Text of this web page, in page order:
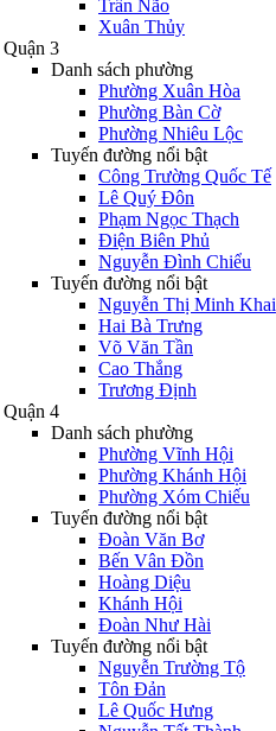
Trần Não
Xuân Thủy
Quận 3
Danh sách phường
Phường Xuân Hòa
Phường Bàn Cờ
Phường Nhiêu Lộc
Tuyến đường nổi bật
Công Trường Quốc Tế
Lê Quý Đôn
Phạm Ngọc Thạch
Điện Biên Phủ
Nguyễn Đình Chiểu
Tuyến đường nổi bật
Nguyễn Thị Minh Khai
Hai Bà Trưng
Võ Văn Tần
Cao Thắng
Trương Định
Quận 4
Danh sách phường
Phường Vĩnh Hội
Phường Khánh Hội
Phường Xóm Chiếu
Tuyến đường nổi bật
Đoàn Văn Bơ
Bến Vân Đồn
Hoàng Diệu
Khánh Hội
Đoàn Như Hài
Tuyến đường nổi bật
Nguyễn Trường Tộ
Tôn Đản
Lê Quốc Hưng